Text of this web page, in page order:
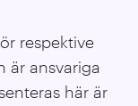
respektive
är ansvariga
här är